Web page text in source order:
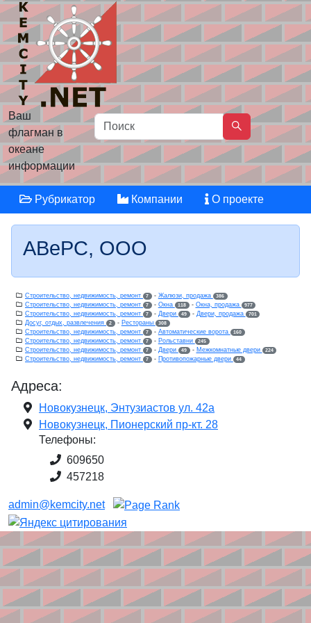
Ваш
флагман в
океане
информации
Рубрикатор Компании О проекте
АВеРС, ООО
Строительство, недвижимость, ремонт 7 - Жалюзи, продажа 386
Строительство, недвижимость, ремонт 7 - Окна 118 - Окна, продажа 977
Строительство, недвижимость, ремонт 7 - Двери 49 - Двери, продажа 701
Досуг, отдых, развлечения 2 - Рестораны 308
Строительство, недвижимость, ремонт 7 - Автоматические ворота 160
Строительство, недвижимость, ремонт 7 - Рольставни 245
Строительство, недвижимость, ремонт 7 - Двери 49 - Межкомнатные двери 224
Строительство, недвижимость, ремонт 7 - Противопожарные двери 44
Адреса:
Новокузнецк, Энтузиастов ул. 42а
Новокузнецк, Пионерский пр-кт. 28
Телефоны:
609650
457218
admin@kemcity.net